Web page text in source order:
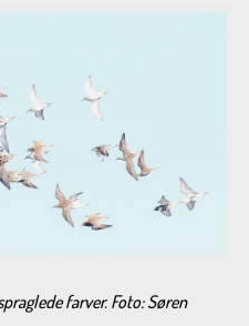
farver. Foto: Søren